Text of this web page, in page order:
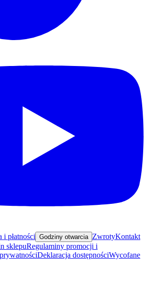
i płatności Godziny otwarcia ZwrotyKontakt
sklepuRegulaminy promocji i
Deklaracja dostępnościWycofane